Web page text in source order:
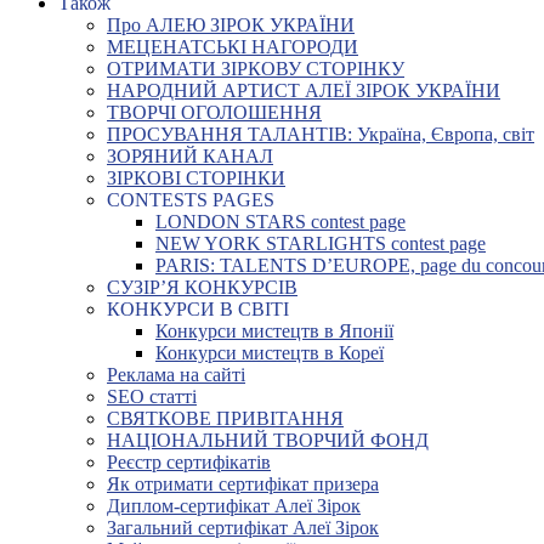
Про АЛЕЮ ЗІРОК УКРАЇНИ
МЕЦЕНАТСЬКІ НАГОРОДИ
ОТРИМАТИ ЗІРКОВУ СТОРІНКУ
НАРОДНИЙ АРТИСТ АЛЕЇ ЗІРОК УКРАЇНИ
ТВОРЧІ ОГОЛОШЕННЯ
ПРОСУВАННЯ ТАЛАНТІВ: Україна, Європа, світ
ЗОРЯНИЙ КАНАЛ
ЗІРКОВІ СТОРІНКИ
CONTESTS PAGES
LONDON STARS contest page
NEW YORK STARLIGHTS contest page
PARIS: TALENTS D’EUROPE, page du
СУЗІР’Я КОНКУРСІВ
КОНКУРСИ В СВІТІ
Конкурси мистецтв в Японії
Конкурси мистецтв в Кореї
Реклама на сайті
SEO статті
СВЯТКОВЕ ПРИВІТАННЯ
НАЦІОНАЛЬНИЙ ТВОРЧИЙ ФОНД
Реєстр сертифікатів
Як отримати сертифікат призера
Диплом-сертифікат Алеї Зірок
Загальний сертифікат Алеї Зірок